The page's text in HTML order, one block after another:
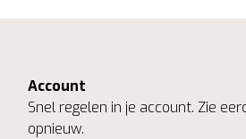
Account
Snel regelen in je account. Zie
opnieuw.